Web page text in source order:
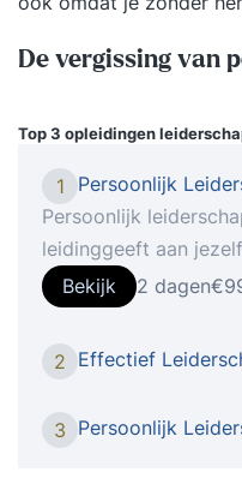
De vergissing van
Top 3 opleidingen
1
Persoonlijk
Persoonlijk
leidinggeeft aan
“Hoe haal jij het
van het doelgericht
gesprekken tot aan
eigen tijd. Minder
leidt tot zelfreflectie,
Bekijk 2 dagen
2 Effectief
3 Persoonlijk